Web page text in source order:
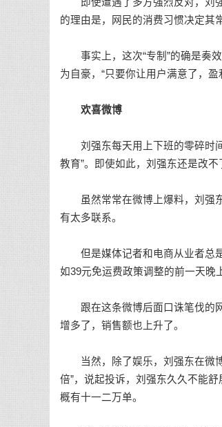
的理由是，网民的消费习惯决定其
事实上，这次“专制”的确是奏效
为自豪，“只要你让用户满意了，盈
欢喜微博
刘强东每天用上下班的零碎时间
教育”。即使如此，刘强东还是改不
虽然常常在微博上爆料，刘强东
有太多联系。
但是媒体记者和电商从业者总是
如39元免运费政策调整的前一天
跟在这条微博后面口诛笔伐的网
增多了，销售额也上升了。
当然，除了娱乐，刘强东在微博
倍”，说起投诉，刘强东久久不能
概有十一二万单。